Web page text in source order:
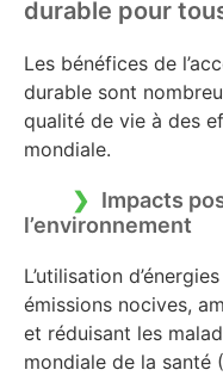
durable pour
Les bénéfices de
durable sont
qualité de vie à des
mondiale.
Impacts
l’environnement
L’utilisation
émissions nocives,
et réduisant les
mondiale de la santé